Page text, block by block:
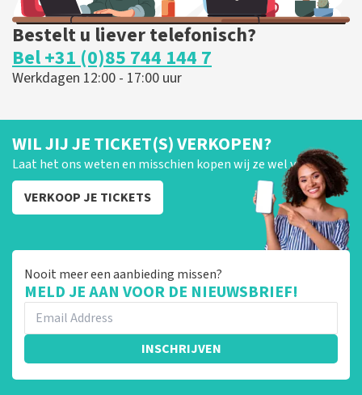
Bestelt u liever telefonisch?
Bel +31 (0)85 744 144 7
Werkdagen 12:00 - 17:00 uur
WIL JIJ JE TICKET(S) VERKOPEN?
Laat het ons weten en misschien kopen wij ze wel van je!
VERKOOP JE TICKETS
Nooit meer een aanbieding missen?
MELD JE AAN VOOR DE NIEUWSBRIEF!
INSCHRIJVEN